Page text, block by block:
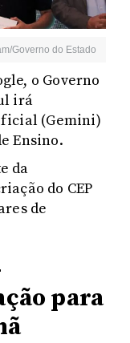
Governo do Estado
o Governo
irá
(Gemini)
Ensino.
da
do CEP
de
para